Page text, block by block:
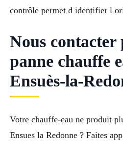
contrôle permet d identifier l
Nous contacter
panne chauffe
Ensuès-la-
Votre chauffe-eau ne produit
Ensues la Redonne ? Faites